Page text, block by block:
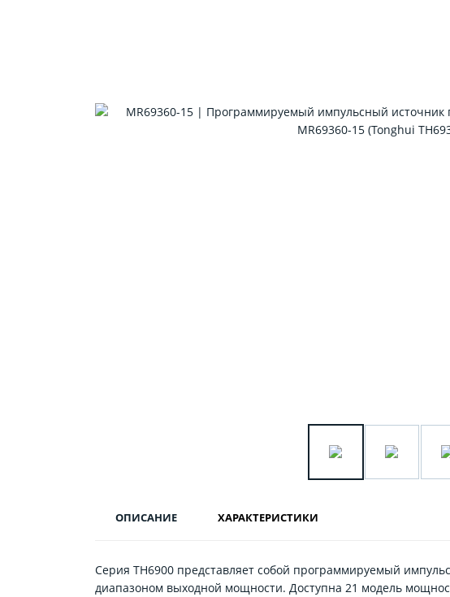
ОПИСАНИЕ ХАРАКТЕРИСТИКИ
Серия TH6900 представляет собой программируемый
диапазоном выходной мощности. Доступна 21 модель